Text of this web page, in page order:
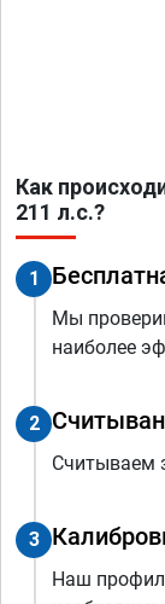
Как
211 л.с.?
1
Мы
наиболее
2
Считываем
3
Наш